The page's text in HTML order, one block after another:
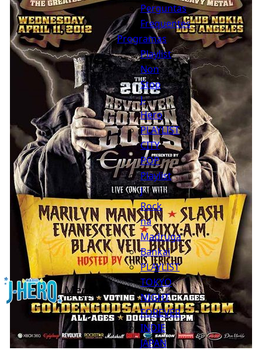
Menu
Perguntas
Frequentes
Programas
Playlist
Non
Stop
J-
Hero
PLAYLIST
CITY
POP
Playlist
J
Rock
na
Madruga
Bankai
PLAYLIST
TOKYO
NIGHT
FOREVER
INDIE
JAPAN